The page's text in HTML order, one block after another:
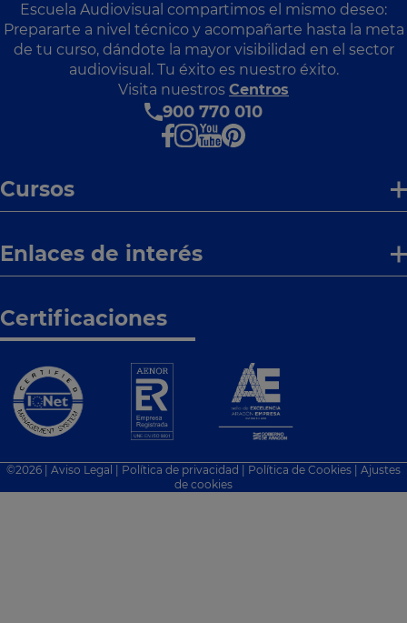
Escuela Audiovisual compartimos el mismo deseo:
Prepararte a nivel técnico y acompañarte hasta la meta
de tu curso, dándote la mayor visibilidad en el sector
audiovisual. Tu éxito es nuestro éxito.
Visita nuestros Centros
900 770 010
Cursos
Enlaces de interés
Certificaciones
©2026 Aviso Legal Política de privacidad Política de Cookies
Ajustes
de cookies